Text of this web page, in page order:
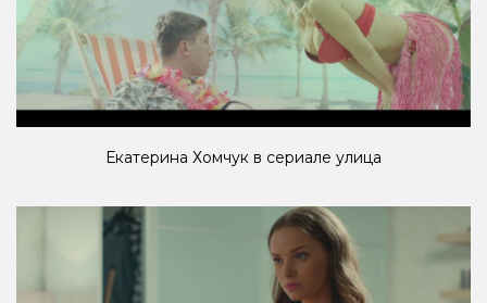
Екатерина Хомчук в сериале улица